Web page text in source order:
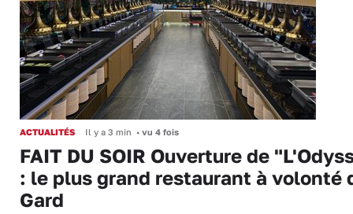
ACTUALITÉS Il y a 3 min • vu 4 fois
FAIT DU SOIR Ouverture de
: le plus grand restaurant à volonté
Gard